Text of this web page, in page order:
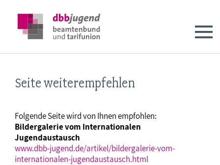
Seite weiterempfehlen
Folgende Seite wird von Ihnen empfohlen:
Bildergalerie vom Internationalen
Jugendaustausch
www.dbb-jugend.de/artikel/bildergalerie-vom-
internationalen-jugendaustausch.html